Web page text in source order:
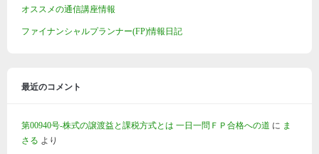
オススメの通信講座情報
ファイナンシャルプランナー(FP)情報日記
最近のコメント
第00940号-株式の譲渡益と課税方式とは 一日一問ＦＰ合格への道 に ま
さる より